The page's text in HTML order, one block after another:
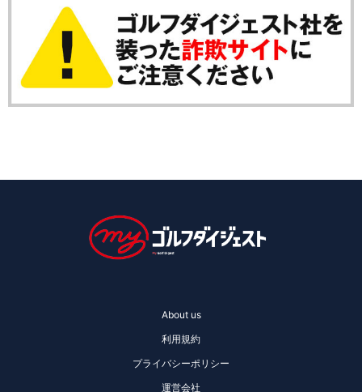
About us
利用規約
プライバシーポリシー
運営会社